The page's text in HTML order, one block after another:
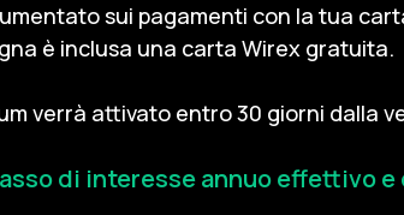
sui pagamenti con la tua
è inclusa una carta Wirex gratuita.
verrà attivato entro 30 giorni dalla
di interesse annuo effettivo e